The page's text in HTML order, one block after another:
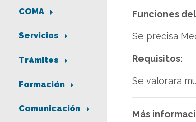
COMA
Servicios
Trámites
Formación
Comunicación
Funciones
Se precisa
Requisitos:
Se valorara
Más